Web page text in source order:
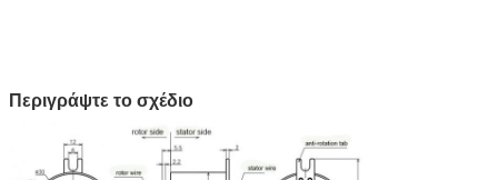
Περιγράψτε το σχέδιο